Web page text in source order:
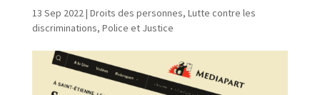
13 Sep 2022| Droits des personnes, Lutte contre les
discriminations, Police et Justice